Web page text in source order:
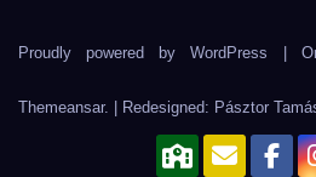
Proudly powered by WordPress
Themeansar. | Redesigned: Pásztor